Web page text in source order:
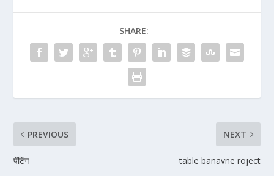
SHARE:
PREVIOUS
पेंटिंग
NEXT
table banavne roject